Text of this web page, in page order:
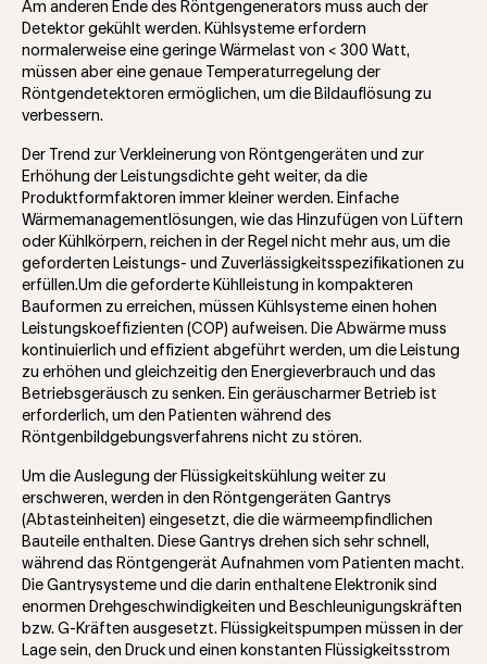
Am anderen Ende des Röntgengenerators muss auch der
Detektor gekühlt werden. Kühlsysteme erfordern
normalerweise eine geringe Wärmelast von < 300 Watt,
müssen aber eine genaue Temperaturregelung der
Röntgendetektoren ermöglichen, um die Bildauflösung zu
verbessern.
Der Trend zur Verkleinerung von Röntgengeräten und zur
Erhöhung der Leistungsdichte geht weiter, da die
Produktformfaktoren immer kleiner werden. Einfache
Wärmemanagementlösungen, wie das Hinzufügen von Lüftern
oder Kühlkörpern, reichen in der Regel nicht mehr aus, um die
geforderten Leistungs- und Zuverlässigkeitsspezifikationen zu
erfüllen.Um die geforderte Kühlleistung in kompakteren
Bauformen zu erreichen, müssen Kühlsysteme einen hohen
Leistungskoeffizienten (COP) aufweisen. Die Abwärme muss
kontinuierlich und effizient abgeführt werden, um die Leistung
zu erhöhen und gleichzeitig den Energieverbrauch und das
Betriebsgeräusch zu senken. Ein geräuscharmer Betrieb ist
erforderlich, um den Patienten während des
Röntgenbildgebungsverfahrens nicht zu stören.
Um die Auslegung der Flüssigkeitskühlung weiter zu
erschweren, werden in den Röntgengeräten Gantrys
(Abtasteinheiten) eingesetzt, die die wärmeempfindlichen
Bauteile enthalten. Diese Gantrys drehen sich sehr schnell,
während das Röntgengerät Aufnahmen vom Patienten macht.
Die Gantrysysteme und die darin enthaltene Elektronik sind
enormen Drehgeschwindigkeiten und Beschleunigungskräften
bzw. G-Kräften ausgesetzt. Flüssigkeitspumpen müssen in der
Lage sein, den Druck und einen konstanten Flüssigkeitsstrom